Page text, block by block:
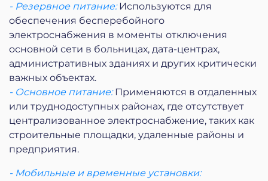
- Резервное питание:Используются для
обеспечения бесперебойного
электроснабжения в моменты отключения
основной сети в больницах, дата-центрах,
административных зданиях и других критически
важных объектах.
- Основное питание: Применяются в отдаленных
или труднодоступных районах, где отсутствует
централизованное электроснабжение, таких как
строительные площадки, удаленные районы и
предприятия.
- Мобильные и временные установки: